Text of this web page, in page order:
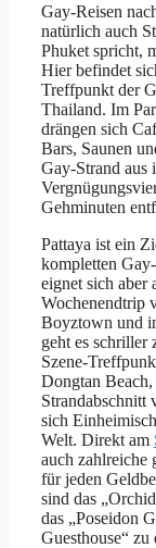
Gay-Reisen
natürlich auch
Phuket spricht,
Hier befindet
Treffpunkt der
Thailand. Im
drängen sich
Bars, Saunen
Gay-Strand aus
Gehminuten
Pattaya ist ein
kompletten
eignet sich aber
Wochenendtrip
Boyztown und
geht es schriller
Szene-
Dongtan
Strandabschnitt
sich
Welt. Direkt am
auch zahlreiche
für jeden
sind das
das „Poseidon
Guesthouse“ zu